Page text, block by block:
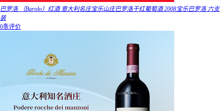
巴罗洛 （Barolo）红酒 意大利名庄宝乐山庄巴罗洛干红葡萄酒 2008宝乐巴罗洛 六支
装
0条评价